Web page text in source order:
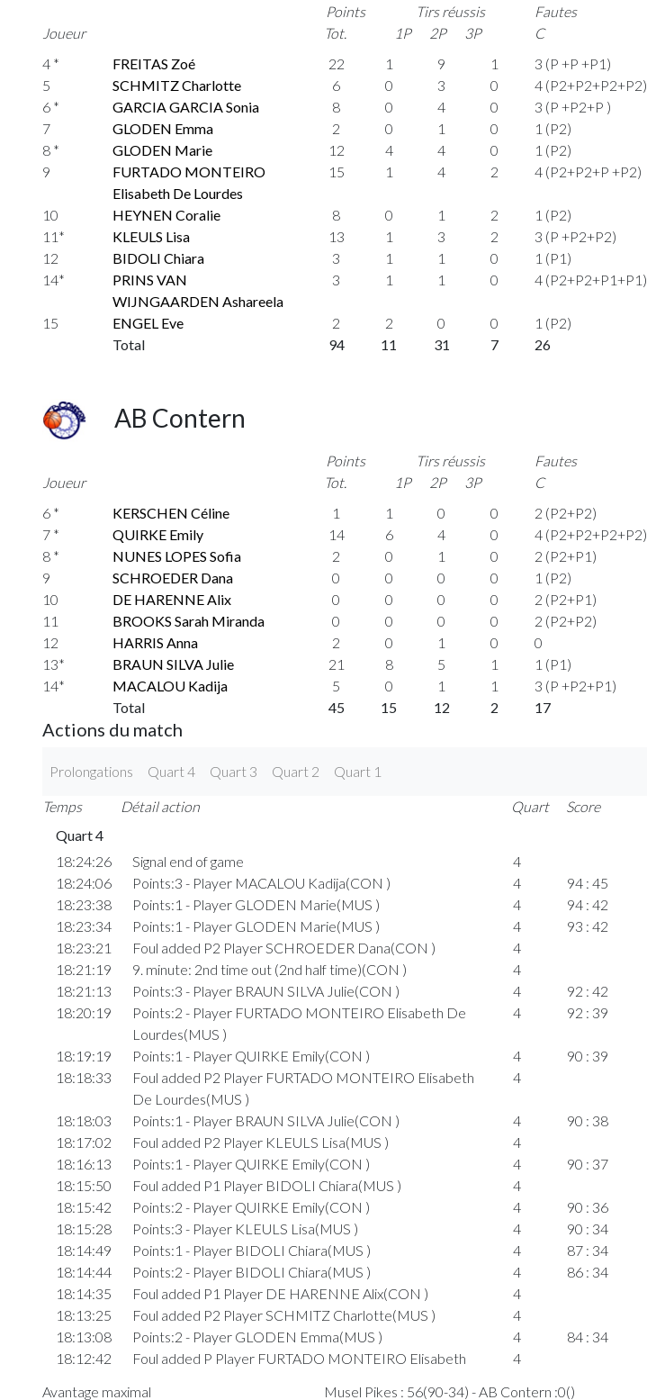
Joueur
Points
Tot.
Tirs réussis
1P
2P 3P
Fautes
C
4 *
FREITAS Zoé 22 1 9 1
3 (P +P +P1)
5
SCHMITZ Charlotte 6 0 3 0
4 (P2+P2+P2+P2)
6 *
GARCIA GARCIA Sonia 8 0 4 0
3 (P +P2+P )
7
GLODEN Emma 2 0 1 0
1 (P2)
8 *
GLODEN Marie 12 4 4 0
1 (P2)
9
FURTADO MONTEIRO
Elisabeth De Lourdes
15 1 4 2 4 (P2+P2+P +P2)
10 HEYNEN Coralie 8 0 1 2
1 (P2)
11*
KLEULS Lisa 13 1 3 2
3 (P +P2+P2)
12
BIDOLI Chiara 3 1 1 0
1 (P1)
14*
PRINS VAN
WIJNGAARDEN Ashareela
3 1 1 0 4 (P2+P2+P1+P1)
15 ENGEL Eve 2 2 0 0
1 (P2)
Total
94 11 31 7 26
AB Contern
Joueur
Points
Tot.
Tirs réussis
1P
2P 3P
Fautes
C
6 *
KERSCHEN Céline 1 1 0 0
2 (P2+P2)
7 *
QUIRKE Emily 14 6 4 0
4 (P2+P2+P2+P2)
8 *
NUNES LOPES Sofia 2 0 1 0
2 (P2+P1)
9
SCHROEDER Dana 0 0 0 0
1 (P2)
10
DE HARENNE Alix 0 0 0 0
2 (P2+P1)
11
BROOKS Sarah Miranda 0 0 0 0
2 (P2+P2)
12
HARRIS Anna 2 0 1 0
0
13*
BRAUN SILVA Julie 21 8 5 1
1 (P1)
14*
MACALOU Kadija 5 0 1 1
3 (P +P2+P1)
Total
45 15 12 2 17
Actions du match
Prolongations Quart 4 Quart 3 Quart 2 Quart 1
Temps Détail action Quart Score
Quart 4
18:24:26
Signal end of game
4
18:24:06
Points:3 - Player MACALOU Kadija(CON ) 4 94 : 45
18:23:38
Points:1 - Player GLODEN Marie(MUS ) 4 94 : 42
18:23:34
Points:1 - Player GLODEN Marie(MUS ) 4 93 : 42
18:23:21
Foul added P2 Player SCHROEDER Dana(CON )
4
18:21:19
9. minute: 2nd time out (2nd half time)(CON )
4
18:21:13
Points:3 - Player BRAUN SILVA Julie(CON ) 4 92 : 42
18:20:19
Points:2 - Player FURTADO MONTEIRO Elisabeth De
Lourdes(MUS )
4 92 : 39
18:19:19 Points:1 - Player QUIRKE Emily(CON ) 4 90 : 39
18:18:33
Foul added P2 Player FURTADO MONTEIRO Elisabeth
De Lourdes(MUS )
4
18:18:03 Points:1 - Player BRAUN SILVA Julie(CON ) 4 90 : 38
18:17:02
Foul added P2 Player KLEULS Lisa(MUS )
4
18:16:13
Points:1 - Player QUIRKE Emily(CON ) 4 90 : 37
18:15:50
Foul added P1 Player BIDOLI Chiara(MUS )
4
18:15:42
Points:2 - Player QUIRKE Emily(CON ) 4 90 : 36
18:15:28
Points:3 - Player KLEULS Lisa(MUS ) 4 90 : 34
18:14:49
Points:1 - Player BIDOLI Chiara(MUS ) 4 87 : 34
18:14:44
Points:2 - Player BIDOLI Chiara(MUS ) 4 86 : 34
18:14:35
Foul added P1 Player DE HARENNE Alix(CON )
4
18:13:25
Foul added P2 Player SCHMITZ Charlotte(MUS )
4
18:13:08
Points:2 - Player GLODEN Emma(MUS ) 4 84 : 34
18:12:42
Foul added P Player FURTADO MONTEIRO Elisabeth
4
Avantage maximal Musel Pikes : 56(90-34) - AB Contern :0()